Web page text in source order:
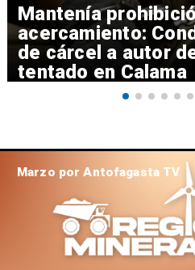
Mantenía
acercamiento:
de cárcel a autor
tentado en Calama
Marzo por Antofagasta TV